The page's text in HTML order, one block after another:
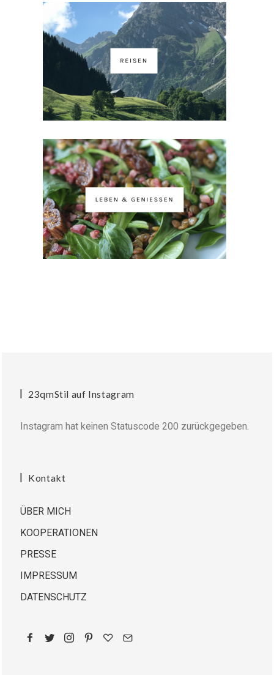
23qmStil auf Instagram
Instagram hat keinen Statuscode 200 zurückgegeben.
Kontakt
ÜBER MICH
KOOPERATIONEN
PRESSE
IMPRESSUM
DATENSCHUTZ